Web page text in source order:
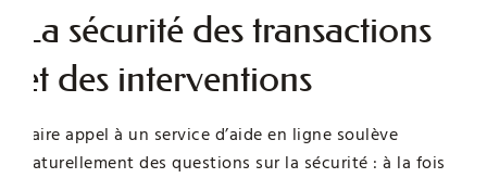
La sécurité des transactions
et des interventions
Faire appel à un service d’aide en ligne soulève
naturellement des questions sur la sécurité : à la fois